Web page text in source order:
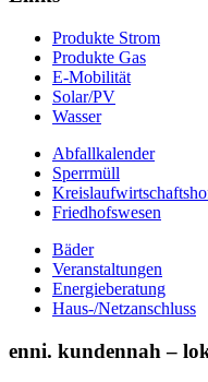
Produkte Strom
Produkte Gas
E-Mobilität
Solar/PV
Wasser
Abfallkalender
Sperrmüll
Friedhofswesen
Bäder
Veranstaltungen
Energieberatung
Haus-/Netzanschluss
enni. kundennah –